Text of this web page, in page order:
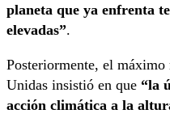
planeta que ya enfrenta
elevadas”.
Posteriormente, el máximo
Unidas insistió en que “la
acción climática a la